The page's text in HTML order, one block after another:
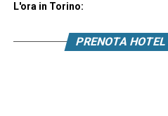
L'ora in Torino:
PRENOTA